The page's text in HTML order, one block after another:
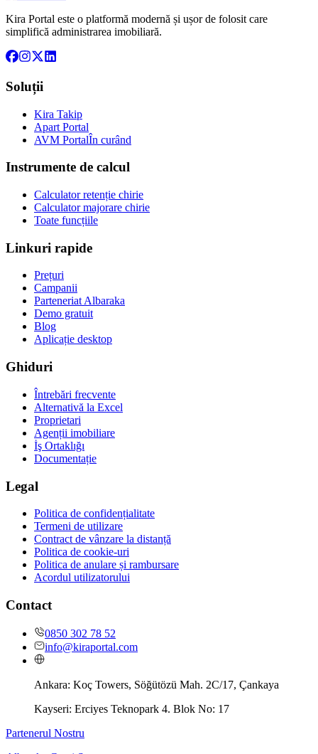
Kira Portal este o platformă modernă și ușor de folosit care
simplifică administrarea imobiliară.
Soluții
Kira Takip
Apart Portal
AVM PortalÎn curând
Instrumente de calcul
Calculator retenție chirie
Calculator majorare chirie
Toate funcțiile
Linkuri rapide
Prețuri
Campanii
Parteneriat Albaraka
Demo gratuit
Blog
Aplicație desktop
Ghiduri
Întrebări frecvente
Alternativă la Excel
Proprietari
Agenții imobiliare
İş Ortaklığı
Documentație
Legal
Politica de confidențialitate
Termeni de utilizare
Contract de vânzare la distanță
Politica de cookie-uri
Politica de anulare și rambursare
Acordul utilizatorului
Contact
0850 302 78 52
info@kiraportal.com
Ankara: Koç Towers, Söğütözü Mah. 2C/17, Çankaya
Kayseri: Erciyes Teknopark 4. Blok No: 17
Partenerul Nostru